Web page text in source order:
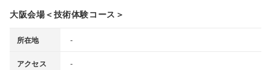
大阪会場＜技術体験コース＞
所在地 -
アクセス -